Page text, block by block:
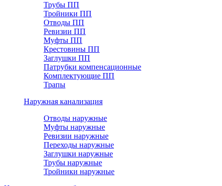
Трубы ПП
Тройники ПП
Отводы ПП
Ревизии ПП
Муфты ПП
Крестовины ПП
Заглушки ПП
Патрубки компенсационные
Комплектующие ПП
Трапы
Наружная канализация
Отводы наружные
Муфты наружные
Ревизии наружные
Переходы наружные
Заглушки наружные
Трубы наружные
Тройники наружные